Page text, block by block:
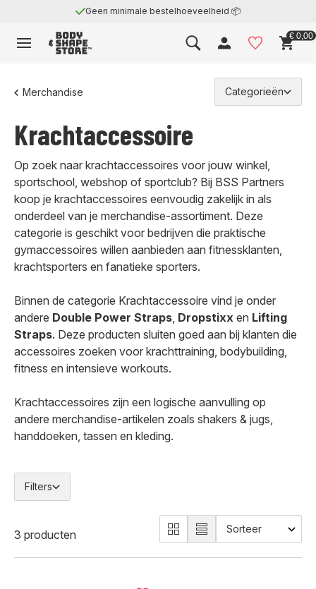
Geen minimale bestelhoeveelheid 📦
€ 0,00
Merchandise Categorieën
Kracht­ac­cessoire
Op zoek naar krachtaccessoires voor jouw winkel,
sportschool, webshop of sportclub? Bij BSS Partners
koop je krachtaccessoires eenvoudig zakelijk in als
onderdeel van je merchandise-assortiment. Deze
categorie is geschikt voor bedrijven die praktische
gymaccessoires willen aanbieden aan fitnessklanten,
krachtsporters en fanatieke sporters.
Binnen de categorie Krachtaccessoire vind je onder
andere Double Power Straps, Dropstixx en Lifting
Straps. Deze producten sluiten goed aan bij klanten die
accessoires zoeken voor krachttraining, bodybuilding,
fitness en intensieve workouts.
Krachtaccessoires zijn een logische aanvulling op
andere merchandise-artikelen zoals shakers & jugs,
handdoeken, tassen en kleding.
Filters
3 producten